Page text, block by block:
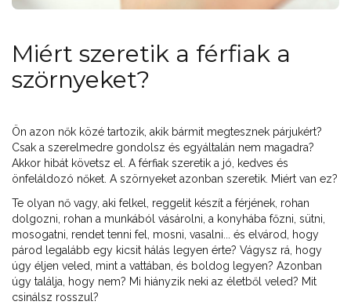
Miért szeretik a férfiak a
szörnyeket?
Ön azon nők közé tartozik, akik bármit megtesznek párjukért?
Csak a szerelmedre gondolsz és egyáltalán nem magadra?
Akkor hibát követsz el. A férfiak szeretik a jó, kedves és
önfeláldozó nőket. A szörnyeket azonban szeretik. Miért van ez?
Te olyan nő vagy, aki felkel, reggelit készít a férjének, rohan
dolgozni, rohan a munkából vásárolni, a konyhába főzni, sütni,
mosogatni, rendet tenni fel, mosni, vasalni... és elvárod, hogy
párod legalább egy kicsit hálás legyen érte? Vágysz rá, hogy
úgy éljen veled, mint a vattában, és boldog legyen? Azonban
úgy találja, hogy nem? Mi hiányzik neki az életből veled? Mit
csinálsz rosszul?